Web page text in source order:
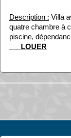
Description : Villa
quatre chambre à
piscine,
LOUER